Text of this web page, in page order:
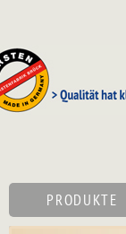
überspringen
NAVIGATION
PRODUKTE